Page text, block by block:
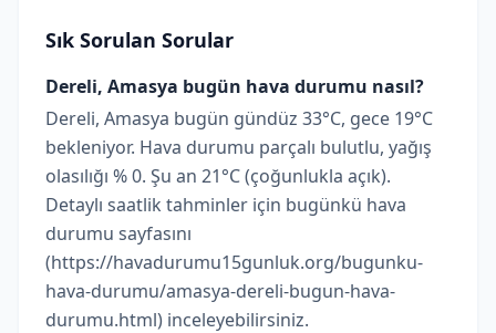
Sık Sorulan Sorular
Dereli, Amasya bugün hava durumu nasıl?
Dereli, Amasya bugün gündüz 33°C, gece 19°C
bekleniyor. Hava durumu parçalı bulutlu, yağış
olasılığı % 0. Şu an 21°C (çoğunlukla açık).
Detaylı saatlik tahminler için bugünkü hava
durumu sayfasını
(https://havadurumu15gunluk.org/bugunku-
hava-durumu/amasya-dereli-bugun-hava-
durumu.html) inceleyebilirsiniz.